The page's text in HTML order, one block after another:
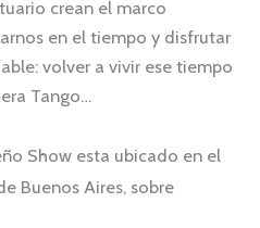
crean el marco
en el tiempo y disfrutar
volver a vivir ese tiempo
Tango…
Show esta ubicado en el
Buenos Aires, sobre